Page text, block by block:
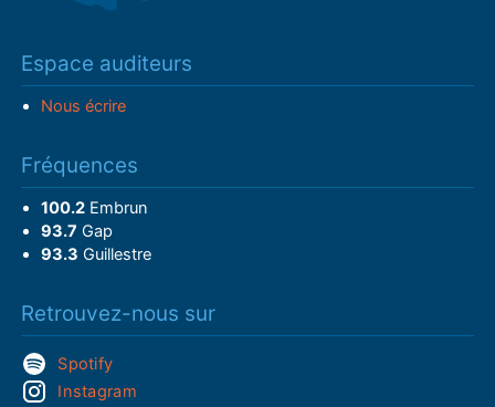
Espace auditeurs
Nous écrire
Fréquences
100.2Embrun
93.7 Gap
93.3 Guillestre
Retrouvez-nous sur
Spotify
Instagram